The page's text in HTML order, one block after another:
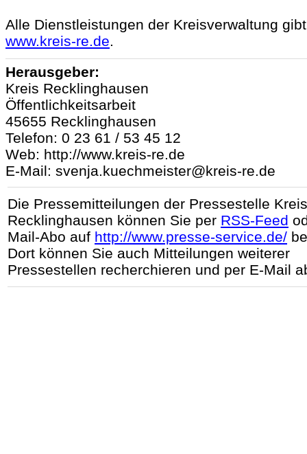
Alle Dienstleistungen der Kreisverwaltung
www.kreis-re.de.
Herausgeber:
Kreis Recklinghausen
Öffentlichkeitsarbeit
45655 Recklinghausen
Telefon: 0 23 61 / 53 45 12
Web: http://www.kreis-re.de
E-Mail: svenja.kuechmeister@kreis-re.de
Die Pressemitteilungen der Pressestelle Kreis
Recklinghausen können Sie per RSS-Feed
Mail-Abo auf http://www.presse-service.de/
Dort können Sie auch Mitteilungen weiterer
Pressestellen recherchieren und per E-Mail